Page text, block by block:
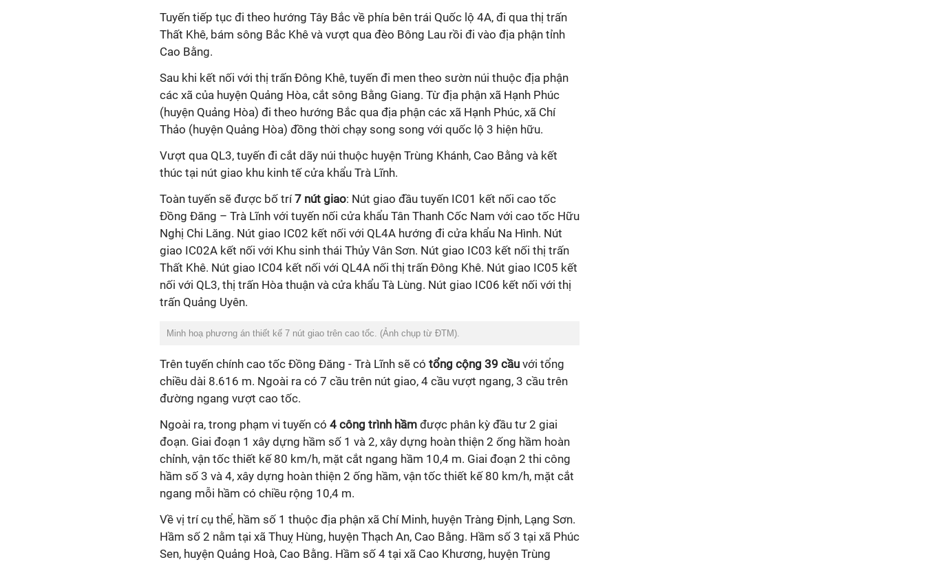
Tuyến tiếp tục đi theo hướng Tây Bắc về phía bên trái Quốc lộ 4A, đi qua thị trấn
Thất Khê, bám sông Bắc Khê và vượt qua đèo Bông Lau rồi đi vào địa phận tỉnh
Cao Bằng.
Sau khi kết nối với thị trấn Đông Khê, tuyến đi men theo sườn núi thuộc địa phận
các xã của huyện Quảng Hòa, cắt sông Bằng Giang. Từ địa phận xã Hạnh Phúc
(huyện Quảng Hòa) đi theo hướng Bắc qua địa phận các xã Hạnh Phúc, xã Chí
Thảo (huyện Quảng Hòa) đồng thời chạy song song với quốc lộ 3 hiện hữu.
Vượt qua QL3, tuyến đi cắt dãy núi thuộc huyện Trùng Khánh, Cao Bằng và kết
thúc tại nút giao khu kinh tế cửa khẩu Trà Lĩnh.
Toàn tuyến sẽ được bố trí7 nút giao: Nút giao đầu tuyến IC01 kết nối cao tốc
Đồng Đăng – Trà Lĩnh với tuyến nối cửa khẩu Tân Thanh Cốc Nam với cao tốc Hữu
Nghị Chi Lăng. Nút giao IC02 kết nối với QL4A hướng đi cửa khẩu Na Hình. Nút
giao IC02A kết nối với Khu sinh thái Thủy Vân Sơn. Nút giao IC03 kết nối thị trấn
Thất Khê. Nút giao IC04 kết nối với QL4A nối thị trấn Đông Khê. Nút giao IC05 kết
nối với QL3, thị trấn Hòa thuận và cửa khẩu Tà Lùng. Nút giao IC06 kết nối với thị
trấn Quảng Uyên.
Minh hoạ phương án thiết kế 7 nút giao trên cao tốc. (Ảnh chụp từ ĐTM).
Trên tuyến chính cao tốc Đồng Đăng - Trà Lĩnh sẽ có tổng cộng 39 cầu với tổng
chiều dài 8.616 m. Ngoài ra có 7 cầu trên nút giao, 4 cầu vượt ngang, 3 cầu trên
đường ngang vượt cao tốc.
Ngoài ra, trong phạm vi tuyến có 4 công trình hầm được phân kỳ đầu tư 2 giai
đoạn. Giai đoạn 1 xây dựng hầm số 1 và 2, xây dựng hoàn thiện 2 ống hầm hoàn
chỉnh, vận tốc thiết kế 80 km/h, mặt cắt ngang hầm 10,4 m. Giai đoạn 2 thi công
hầm số 3 và 4, xây dựng hoàn thiện 2 ống hầm, vận tốc thiết kế 80 km/h, mặt cắt
ngang mỗi hầm có chiều rộng 10,4 m.
Về vị trí cụ thể, hầm số 1 thuộc địa phận xã Chí Minh, huyện Tràng Định, Lạng Sơn.
Hầm số 2 nằm tại xã Thuỵ Hùng, huyện Thạch An, Cao Bằng. Hầm số 3 tại xã Phúc
Sen, huyện Quảng Hoà, Cao Bằng. Hầm số 4 tại xã Cao Khương, huyện Trùng